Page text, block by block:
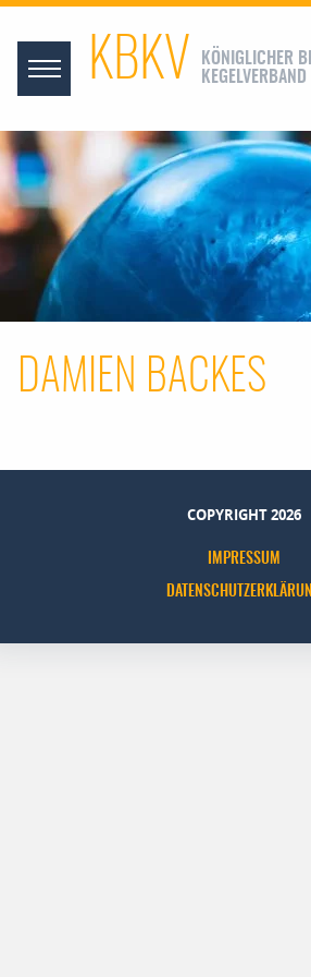
KBKV
KÖNIGLICHER
KEGELVERBAND
DAMIEN BACKES
COPYRIGHT 2026
IMPRESSUM